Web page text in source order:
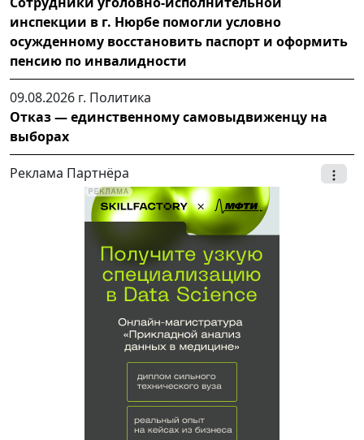
инспекции в г. Нюрбе помогли условно
осужденному восстановить паспорт и оформить
пенсию по инвалидности
09.08.2026 г. Политика
Отказ — единственному самовыдвиженцу на
выборах
Реклама Партнёра